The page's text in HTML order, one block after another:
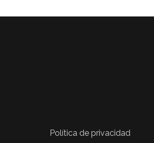
Política de privacidad